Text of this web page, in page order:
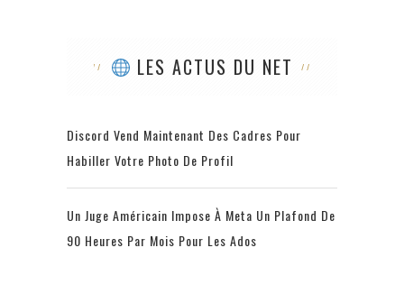
LES ACTUS DU NET
Discord Vend Maintenant Des Cadres Pour
Habiller Votre Photo De Profil
Un Juge Américain Impose À Meta Un Plafond De
90 Heures Par Mois Pour Les Ados